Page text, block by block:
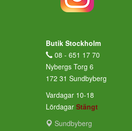
Butik Stockholm
08 - 651 17 70
Nybergs Torg 6
172 31 Sundbyberg
Vardagar 10-18
Lördagar Stängt
Sundbyberg